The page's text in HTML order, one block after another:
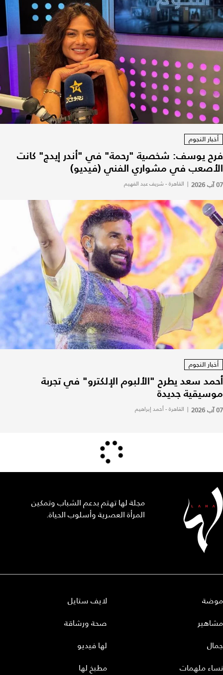
أخبار النجوم
فرح يوسف: شخصية "رحمة" في "أندر إيدج" كانت
الأصعب في مشواري الفني (فيديو)
07 آب 2026 | القاهرة - شريف عبد الفهيم
أخبار النجوم
أحمد سعد يطرح "الألبوم الإلكترو" في تجربة
موسيقية جديدة
07 آب 2026 | القاهرة - أحمد إبراهيم
مجلة لها تهتم بدعم الشباب وتمكين
المرأة العصرية وأسلوب الحياة.
موضة
مشاهير
جمال
نساء ملهمات
لايف ستايل
صحة ورشاقة
لها فيديو
مطبخ لها